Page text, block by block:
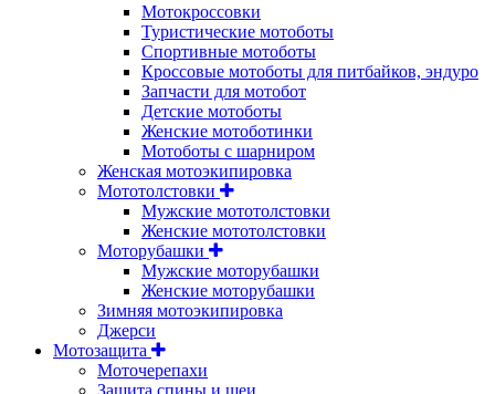
Мотокроссовки
Туристические мотоботы
Спортивные мотоботы
Кроссовые мотоботы для питбайков, эндуро
Запчасти для мотобот
Детские мотоботы
Женские мотоботинки
Мотоботы с шарниром
Женская мотоэкипировка
Мототолстовки
Мужские мототолстовки
Женские мототолстовки
Моторубашки
Мужские моторубашки
Женские моторубашки
Зимняя мотоэкипировка
Джерси
Мотозащита
Моточерепахи
Защита спины и шеи